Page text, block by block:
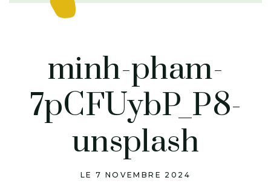
minh-pham-
7pCFUybP_P8-
unsplash
LE 7 NOVEMBRE 2024